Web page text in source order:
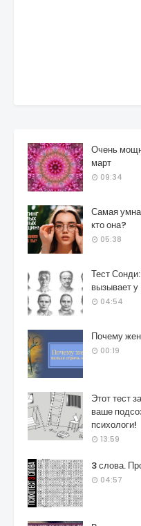
Очень
март
09:34
Самая
кто она?
05:38
Тест
вызывает
04:54
Почему
00:19
Этот тест
ваше
психологи!
13:59
3 слова.
04:57